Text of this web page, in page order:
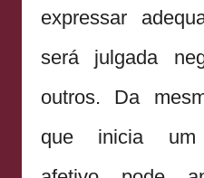
expressar
será julgada
outros. Da
que inicia